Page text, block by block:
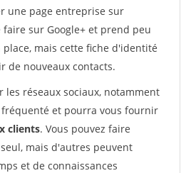
une page entreprise sur
sur Google+ et prend peu
mais cette fiche d'identité
de nouveaux contacts.
les réseaux sociaux, notamment
fréquenté et pourra vous fournir
clients. Vous pouvez faire
mais d'autres peuvent
et de connaissances